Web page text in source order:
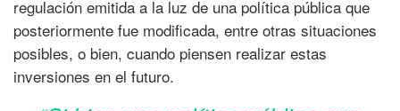
regulación emitida a la luz de una política pública que
posteriormente fue modificada, entre otras situaciones
posibles, o bien, cuando piensen realizar estas
inversiones en el futuro.